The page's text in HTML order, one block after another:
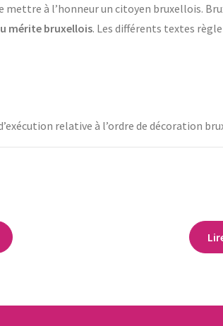
à l’honneur un citoyen bruxellois.
mérite bruxellois. Les différents textes
relative à l’ordre de décoration